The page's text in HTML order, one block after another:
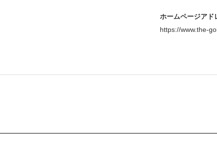
ホームページアド
https://www.the-